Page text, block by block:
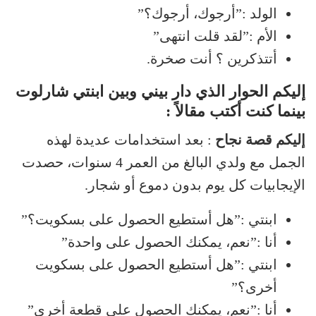
الولد :”أرجوك، أرجوك؟”
الأم :”لقد قلت انتهى”
أتتذكرين ؟ أنت صخرة.
إليكم الحوار الذي دار بيني وبين ابنتي شارلوت
بينما كنت أكتب مقالاً :
إليكم قصة نجاح : بعد استخدامات عديدة لهذه
الجمل مع ولدي البالغ من العمر 4 سنوات، حصدت
الإيجابيات كل يوم بدون دموع أو شجار.
ابنتي :”هل أستطيع الحصول على بسكويت؟”
أنا :”نعم، يمكنك الحصول على واحدة”
ابنتي :”هل أستطيع الحصول على بسكويت
أخرى؟”
أنا :”نعم، يمكنك الحصول على قطعة أخرى”